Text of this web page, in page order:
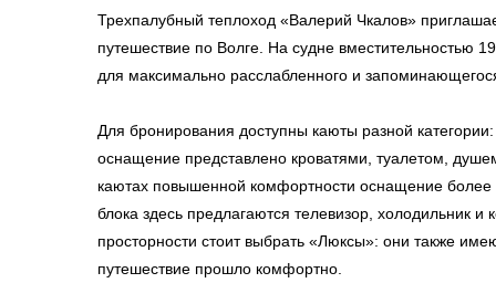
Трехпалубный теплоход «Валерий Чкалов»
путешествие по Волге. На судне вместительностью
для максимально расслабленного и
Для бронирования доступны каюты разной
оснащение представлено кроватями, туалетом,
каютах повышенной комфортности оснащение
блока здесь предлагаются телевизор, холодильник
просторности стоит выбрать «Люксы»: они также
путешествие прошло комфортно.